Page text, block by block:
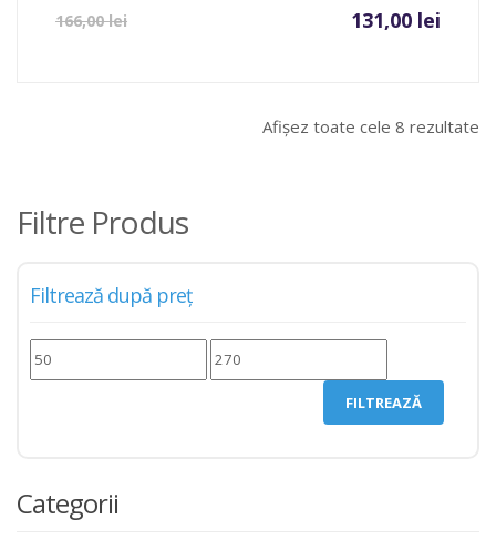
166,00lei
Prețul
131,00 lei
Prețul
Afișez toate cele 8 rezultate
Filtre Produs
Filtrează după preț
Preț
Preț
FILTREAZĂ
Categorii